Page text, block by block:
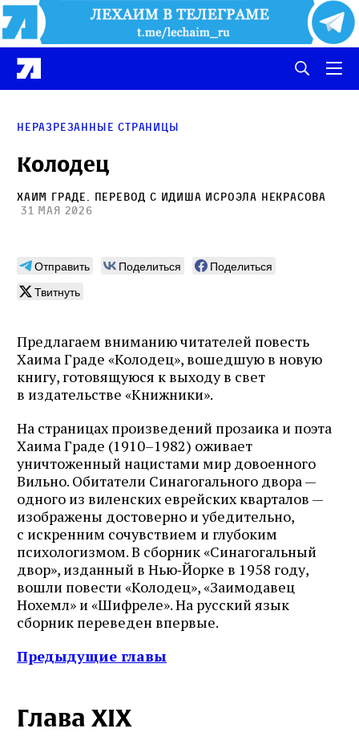
Неразрезанные страницы
Колодец
Хаим Граде . Перевод с идиша Исроэла Некрасова
31 мая 2026
Отправить Поделиться
Поделиться
Твитнуть
Предлагаем вниманию читателей повесть
Хаима Граде «Колодец», вошедшую в новую
книгу, готовящуюся к выходу в свет
в издательстве «Книжники».
На страницах произведений прозаика и поэта
Хаима Граде (1910–1982) оживает
уничтоженный нацистами мир довоенного
Вильно. Обитатели Синагогального двора —
одного из виленских еврейских кварталов —
изображены достоверно и убедительно,
с искренним сочувствием и глубоким
психологизмом. В сборник «Синагогальный
двор», изданный в Нью‑Йорке в 1958 году,
вошли повести «Колодец», «Заимодавец
Нохемл» и «Шифреле». На русский язык
сборник переведен впервые.
Предыдущие главы
Глава XIX